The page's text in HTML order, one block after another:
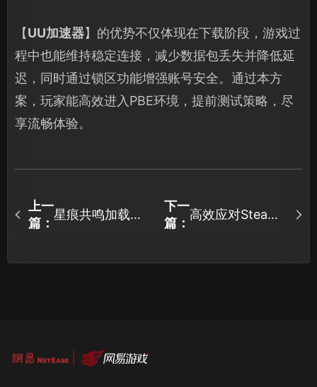
【UU加速器】的优势不仅体现在下载阶段，游戏过
程中也能维持稳定连接，减少数据包丢失并降低延
迟，同时通过锁区功能增强账号安全。通过本方
案，玩家能高效进入PBE环境，提前测试策略，尽
享流畅体验。
上一
篇：
星痕共鸣加载界
案！
下一
篇：
高效应对Steam